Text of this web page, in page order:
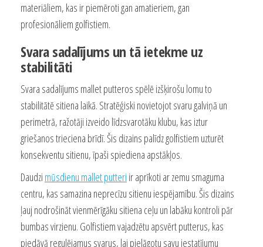
materiāliem, kas ir piemēroti gan amatieriem, gan
profesionāliem golfistiem.
Svara sadalījums un tā ietekme uz
stabilitāti
Svara sadalījums mallet putteros spēlē izšķirošu lomu to
stabilitātē sitiena laikā. Stratēģiski novietojot svaru galviņā un
perimetrā, ražotāji izveido līdzsvarotāku klubu, kas iztur
griešanos trieciena brīdī. Šis dizains palīdz golfistiem uzturēt
konsekventu sitienu, īpaši spiediena apstākļos.
Daudzi mūsdienu mallet putteri ir aprīkoti ar zemu smaguma
centru, kas samazina neprecīzu sitienu iespējamību. Šis dizains
ļauj nodrošināt vienmērīgāku sitiena ceļu un labāku kontroli pār
bumbas virzienu. Golfistiem vajadzētu apsvērt putterus, kas
piedāvā regulējamus svarus, lai pielāgotu savu iestatījumu